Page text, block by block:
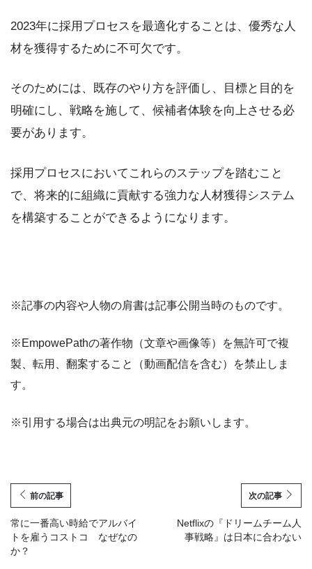
2023年に採用プロセスを最適化することは、優秀な人
材を獲得するために不可欠です。
そのためには、既存のやり方を評価し、目標と目的を
明確にし、戦略を施して、候補者体験を向上させる必
要があります。
採用プロセスにおいてこれらのステップを踏むこと
で、将来的に組織に貢献する強力な人材獲得システム
を構築することができるようになります。
※記事の内容や人物の肩書は記事公開当時のものです。
※EmpowePathの著作物（文章や画像等）を無許可で複
製、転用、翻案すること（動画配信を含む）を禁止しま
す。
※引用する場合は出典元の明記をお願いします。
前の記事
常に一番高い時給でアルバイ
トを雇うコストコ なぜなの
か？
次の記事
Netflixの『ドリームチーム人
事戦略』は日本に合わない